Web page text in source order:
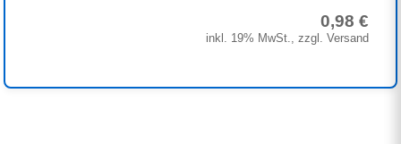
0,98 €
inkl. 19% MwSt., zzgl. Versand